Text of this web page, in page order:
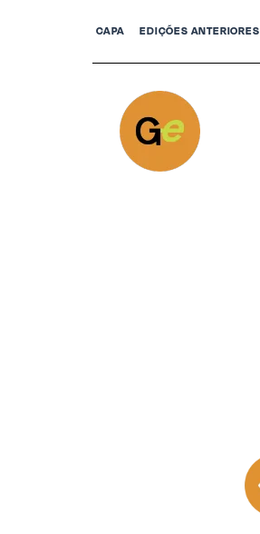
CAPA EDIÇÕES ANTERIORES